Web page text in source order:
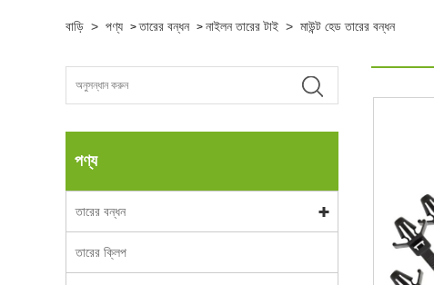
বাড়ি > পণ্য >তারের বন্ধন > নাইলন তারের টাই > মাউন্ট হেড তারের বন্ধন
পণ্য
তারের বন্ধন
তারের ক্লিপ